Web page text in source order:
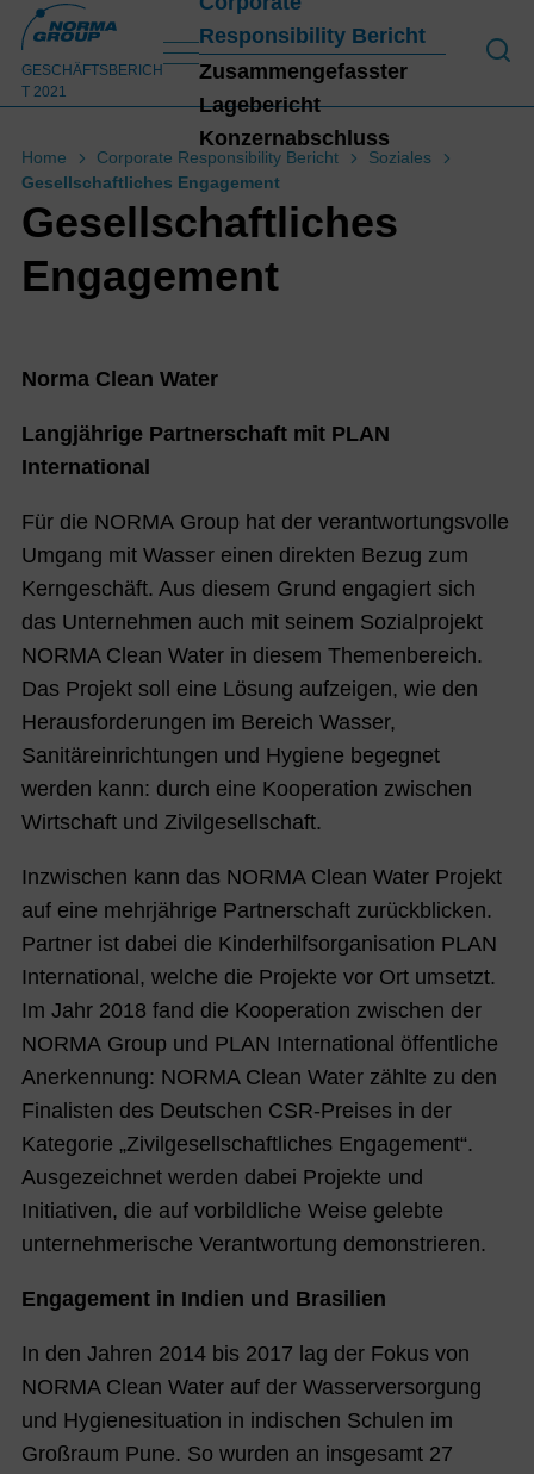
GESCHÄFTSBERICH
T 2021
An
Responsibility Bericht
Zusammengefasster
Lagebericht
Konzernabschluss
Home Corporate Responsibility Bericht
Soziales
Gesellschaftliches Engagement
Gesellschaftliches
Engagement
Norma Clean Water
Langjährige Partnerschaft mit PLAN
International
Für die NORMA Group hat der verantwortungsvolle
Umgang mit Wasser einen direkten Bezug zum
Kerngeschäft. Aus diesem Grund engagiert sich
das Unternehmen auch mit seinem Sozialprojekt
NORMA Clean Water in diesem Themenbereich.
Das Projekt soll eine Lösung aufzeigen, wie den
Herausforderungen im Bereich Wasser,
Sanitäreinrichtungen und Hygiene begegnet
werden kann: durch eine Kooperation zwischen
Wirtschaft und Zivilgesellschaft.
Inzwischen kann das NORMA Clean Water Projekt
auf eine mehrjährige Partnerschaft zurückblicken.
Partner ist dabei die Kinderhilfsorganisation PLAN
International, welche die Projekte vor Ort umsetzt.
Im Jahr 2018 fand die Kooperation zwischen der
NORMA Group und PLAN International öffentliche
Anerkennung: NORMA Clean Water zählte zu den
Finalisten des Deutschen CSR-Preises in der
Kategorie „Zivilgesellschaftliches Engagement“.
Ausgezeichnet werden dabei Projekte und
Initiativen, die auf vorbildliche Weise gelebte
unternehmerische Verantwortung demonstrieren.
Engagement in Indien und Brasilien
In den Jahren 2014 bis 2017 lag der Fokus von
NORMA Clean Water auf der Wasserversorgung
und Hygienesituation in indischen Schulen im
Großraum Pune. So wurden an insgesamt 27